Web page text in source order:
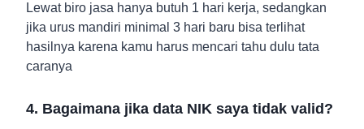
Lewat biro jasa hanya butuh 1 hari kerja, sedangkan
jika urus mandiri minimal 3 hari baru bisa terlihat
hasilnya karena kamu harus mencari tahu dulu tata
caranya
4. Bagaimana jika data NIK saya tidak valid?